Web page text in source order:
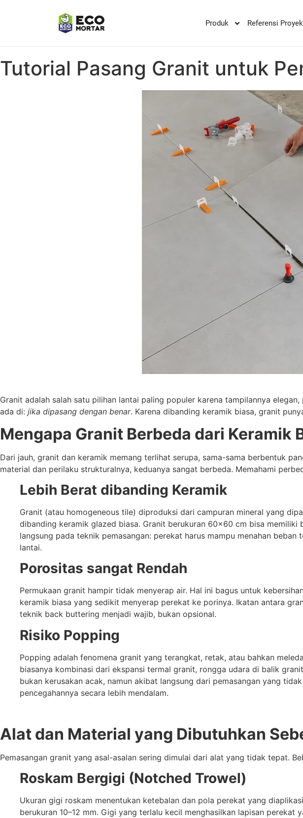
Produk Referensi Proyek
Tutorial Pasang Granit untuk
Granit adalah salah satu pilihan lantai paling populer karena tampilannya
ada di: jika dipasang dengan benar. Karena dibanding keramik biasa, granit
Mengapa Granit Berbeda dari Keramik
Dari jauh, granit dan keramik memang terlihat serupa, sama-sama berbentuk
material dan perilaku strukturalnya, keduanya sangat berbeda. Memahami
Lebih Berat dibanding Keramik
Granit (atau homogeneous tile) diproduksi dari campuran mineral yang
dibanding keramik glazed biasa. Granit berukuran 60×60 cm bisa
langsung pada teknik pemasangan: perekat harus mampu menahan
lantai.
Porositas sangat Rendah
Permukaan granit hampir tidak menyerap air. Hal ini bagus untuk
keramik biasa yang sedikit menyerap perekat ke porinya. Ikatan antara
teknik back buttering menjadi wajib, bukan opsional.
Risiko Popping
Popping adalah fenomena granit yang terangkat, retak, atau bahkan
biasanya kombinasi dari ekspansi termal granit, rongga udara di balik
bukan kerusakan acak, namun akibat langsung dari pemasangan yang
pencegahannya secara lebih mendalam.
Alat dan Material yang Dibutuhkan
Pemasangan granit yang asal-asalan sering dimulai dari alat yang tidak tepat.
Roskam Bergigi (Notched Trowel)
Ukuran gigi roskam menentukan ketebalan dan pola perekat yang
berukuran 10–12 mm. Gigi yang terlalu kecil menghasilkan lapisan